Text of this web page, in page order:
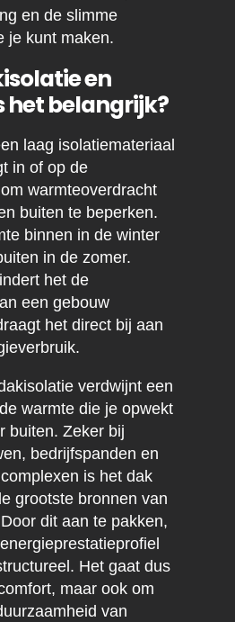
en de slimme
je kunt maken.
en
het belangrijk?
laag isolatiemateriaal
in of op de
warmteoverdracht
buiten te beperken.
binnen in de winter
in de zomer.
het de
een gebouw
het direct bij aan
verdwijnt een
warmte die je opwekt
buiten. Zeker bij
bedrijfspanden en
is het dak
grootste bronnen van
dit aan te pakken,
Het gaat dus
maar ook om
van